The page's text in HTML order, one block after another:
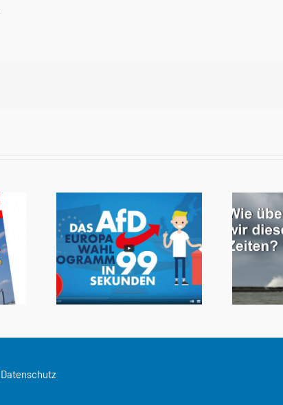
Datenschutz